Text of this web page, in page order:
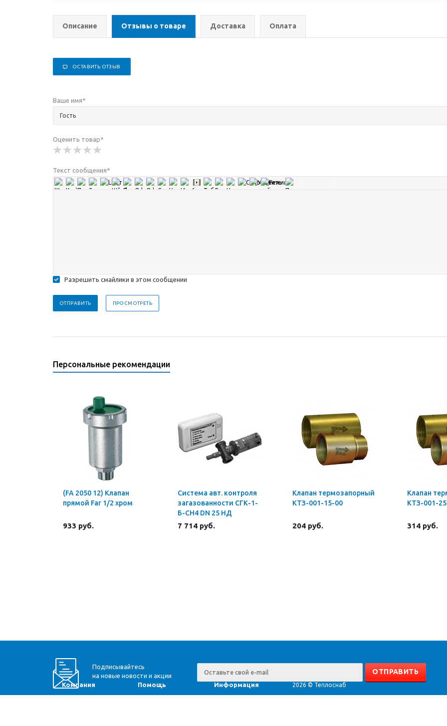
Описание Отзывы о товаре Доставка Оплата
ОСТАВИТЬ ОТЗЫВ
Ваше имя*
Оценить товар*
Текст сообщения*
Разрешить смайлики в этом сообщении
Персональные рекомендации
(FA 2050 12) Клапан
прямой Far 1/2 хром
933 руб.
Система авт. контроля
загазованности СГК-1-
Б-СН4 DN 25 НД
7 714 руб.
Клапан термозапорный
КТЗ-001-15-00
204 руб.
Клапан
КТЗ-001-
314 руб.
Подписывайтесь
на новые новости и акции
Компания Помощь Информация 2026 © Теплоснаб